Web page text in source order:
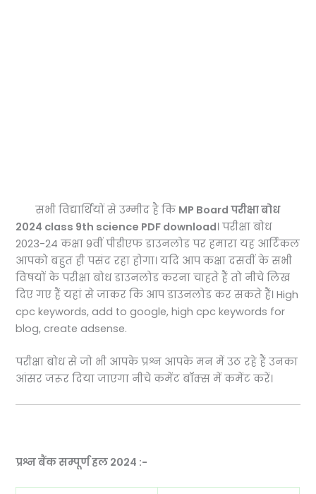
सभी विद्यार्थियों से उम्मीद है कि MP Board परीक्षा बोध
2024 class 9th science PDF download। परीक्षा बोध
2023-24 कक्षा 9वीं पीडीएफ डाउनलोड पर हमारा यह आर्टिकल
आपको बहुत ही पसंद रहा होगा। यदि आप कक्षा दसवीं के सभी
विषयों के परीक्षा बोध डाउनलोड करना चाहते हैं तो नीचे लिख
दिए गए हैं यहां से जाकर कि आप डाउनलोड कर सकते हैं। High
cpc keywords, add to google, high cpc keywords for
blog, create adsense.
परीक्षा बोध से जो भी आपके प्रश्न आपके मन में उठ रहे हैं उनका
आंसर जरूर दिया जाएगा नीचे कमेंट बॉक्स में कमेंट करें।
प्रश्न बैंक सम्पूर्ण हल 2024 :-